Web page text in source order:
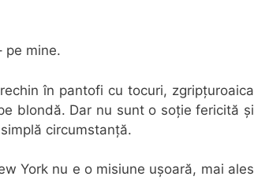
pe mine.
în pantofi cu tocuri, zgripțuroaica
blondă. Dar nu sunt o soție fericită și
circumstanță.
York nu e o misiune ușoară, mai ales